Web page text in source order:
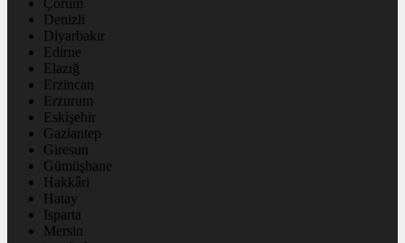
Çorum
Denizli
Diyarbakır
Edirne
Elazığ
Erzincan
Erzurum
Eskişehir
Gaziantep
Giresun
Gümüşhane
Hakkâri
Hatay
Isparta
Mersin